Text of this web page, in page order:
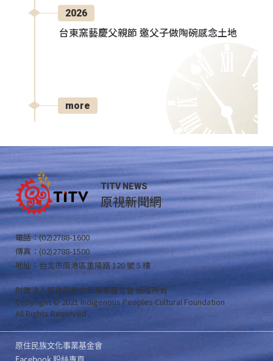
2026
台東窯藝慶父親節 邀父子做陶碗感念土地
more
TITV NEWS
原視新聞網
電話：(02)2788-1600
傳真：(02)2788-1500
地址：台北市南港區重陽路 120 號 5 樓
財團法人原住民族文化事業基金會 版權所有
Copyright © 2021 Indigenous Peoples Cultural Foundation
All Rights Reserved .
原住民族文化事業基金會
Facebook 粉絲專頁